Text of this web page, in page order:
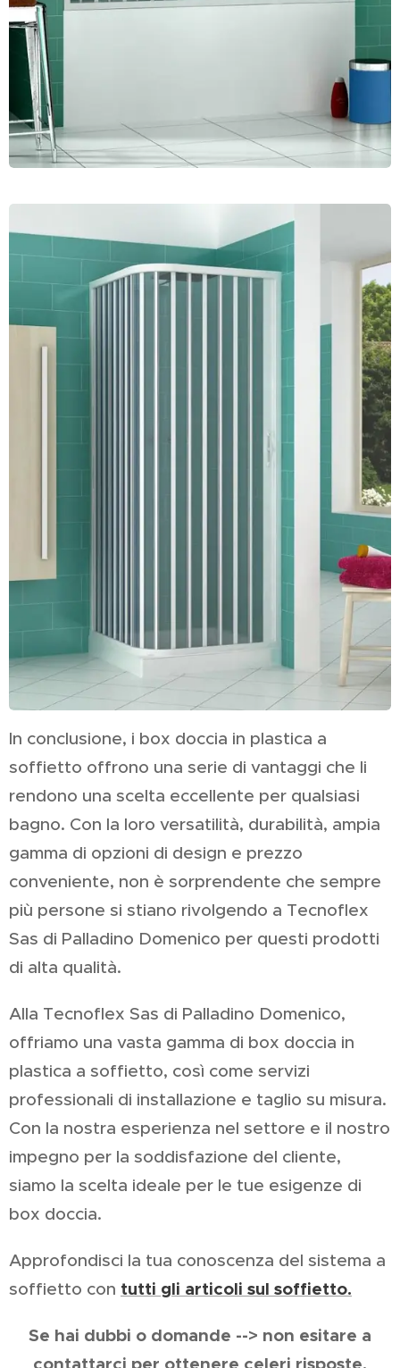
In conclusione, i box doccia in plastica a
soffietto offrono una serie di vantaggi che li
rendono una scelta eccellente per qualsiasi
bagno. Con la loro versatilità, durabilità, ampia
gamma di opzioni di design e prezzo
conveniente, non è sorprendente che sempre
più persone si stiano rivolgendo a Tecnoflex
Sas di Palladino Domenico per questi prodotti
di alta qualità.
Alla Tecnoflex Sas di Palladino Domenico,
offriamo una vasta gamma di box doccia in
plastica a soffietto, così come servizi
professionali di installazione e taglio su misura.
Con la nostra esperienza nel settore e il nostro
impegno per la soddisfazione del cliente,
siamo la scelta ideale per le tue esigenze di
box doccia.
Approfondisci la tua conoscenza del sistema a
soffietto con tutti gli articoli sul soffietto.
Se hai dubbi o domande --> non esitare a